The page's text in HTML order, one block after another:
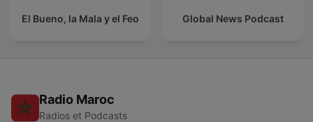
El Bueno, la Mala y el Feo Global News Podcast
Radio Maroc
Radios et Podcasts